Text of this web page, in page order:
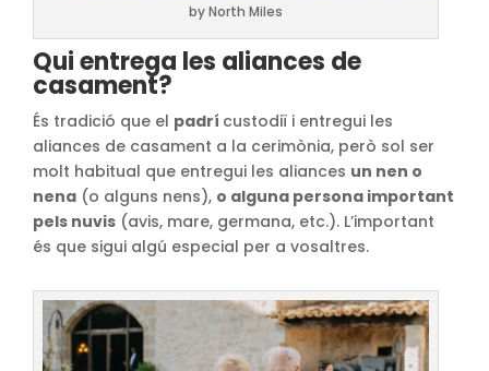
by North Miles
Qui entrega les aliances de
casament?
És tradició que el padrí custodiï i entregui les
aliances de casament a la cerimònia, però sol ser
molt habitual que entregui les aliances un nen o
nena (o alguns nens), o alguna persona important
pels nuvis (avis, mare, germana, etc.). L’important
és que sigui algú especial per a vosaltres.